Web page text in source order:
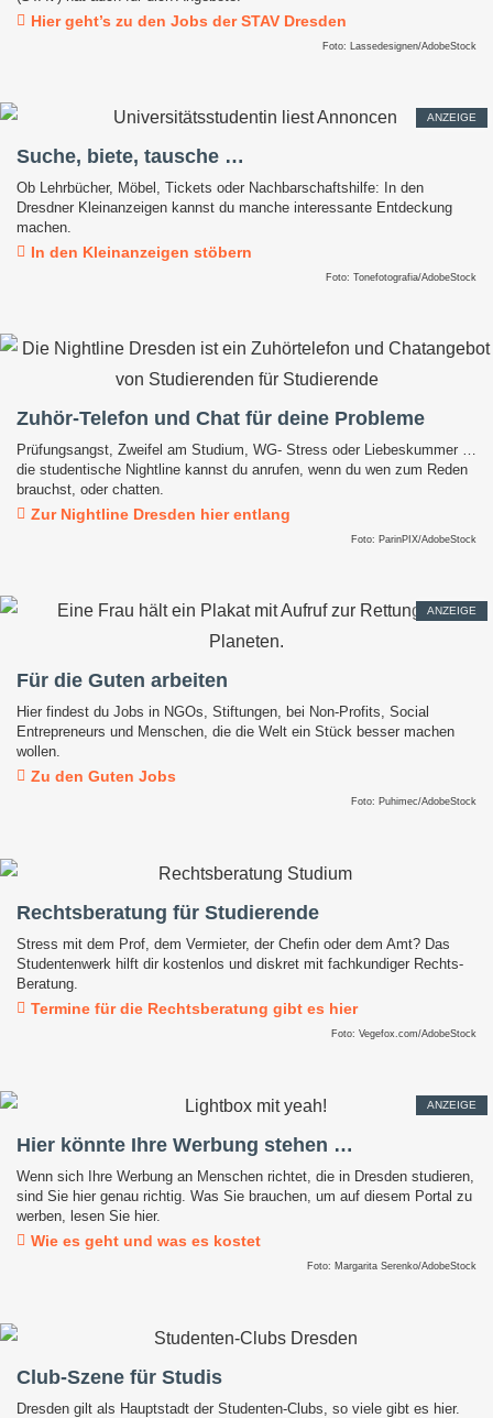
Hier geht’s zu den Jobs der STAV Dresden
Foto: Lassedesignen/AdobeStock
ANZEIGE
Suche, biete, tausche …
Ob Lehrbücher, Möbel, Tickets oder Nachbarschaftshilfe: In den
Dresdner Kleinanzeigen kannst du manche interessante Entdeckung
machen.
In den Kleinanzeigen stöbern
Foto: Tonefotografia/AdobeStock
Zuhör-Telefon und Chat für deine Probleme
Prüfungsangst, Zweifel am Studium, WG- Stress oder Liebeskummer …
die studentische Nightline kannst du anrufen, wenn du wen zum Reden
brauchst, oder chatten.
Zur Nightline Dresden hier entlang
Foto: ParinPIX/AdobeStock
ANZEIGE
Für die Guten arbeiten
Hier findest du Jobs in NGOs, Stiftungen, bei Non-Profits, Social
Entrepreneurs und Menschen, die die Welt ein Stück besser machen
wollen.
Zu den Guten Jobs
Foto: Puhimec/AdobeStock
Rechtsberatung für Studierende
Stress mit dem Prof, dem Vermieter, der Chefin oder dem Amt? Das
Studentenwerk hilft dir kostenlos und diskret mit fachkundiger Rechts-
Beratung.
Termine für die Rechtsberatung gibt es hier
Foto: Vegefox.com/AdobeStock
ANZEIGE
Hier könnte Ihre Werbung stehen …
Wenn sich Ihre Werbung an Menschen richtet, die in Dresden studieren,
sind Sie hier genau richtig. Was Sie brauchen, um auf diesem Portal zu
werben, lesen Sie hier.
Wie es geht und was es kostet
Foto: Margarita Serenko/AdobeStock
Club-Szene für Studis
Dresden gilt als Hauptstadt der Studenten-Clubs, so viele gibt es hier.